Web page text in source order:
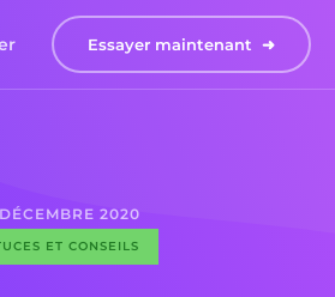
Essayer maintenant  ➜
DÉCEMBRE 2020
ET CONSEILS